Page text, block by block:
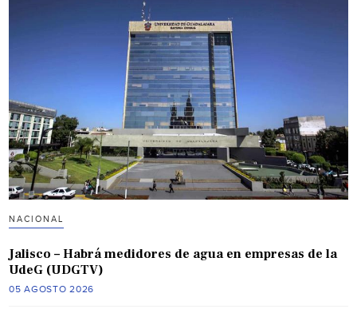
NACIONAL
Jalisco – Habrá medidores de agua en empresas de la
UdeG (UDGTV)
05 AGOSTO 2026